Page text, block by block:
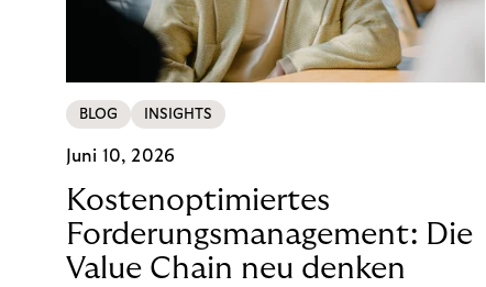
BLOG INSIGHTS
Juni 10, 2026
Kostenoptimiertes
Forderungsmanagement: Die
Value Chain neu denken